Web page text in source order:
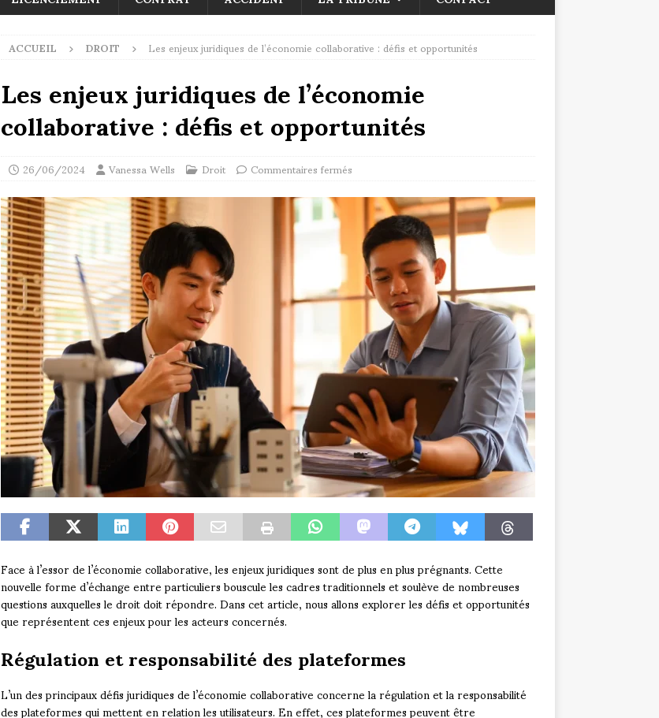
ACCUEIL DROIT Les enjeux juridiques de l’économie collaborative : défis et opportunités
Les enjeux juridiques de l’économie
collaborative : défis et opportunités
26/06/2024 Vanessa Wells Droit Commentaires fermés
Face à l’essor de l’économie collaborative, les enjeux juridiques sont de plus en plus prégnants. Cette
nouvelle forme d’échange entre particuliers bouscule les cadres traditionnels et soulève de nombreuses
questions auxquelles le droit doit répondre. Dans cet article, nous allons explorer les défis et opportunités
que représentent ces enjeux pour les acteurs concernés.
Régulation et responsabilité des plateformes
L’un des principaux défis juridiques de l’économie collaborative concerne la régulation et la responsabilité
des plateformes qui mettent en relation les utilisateurs. En effet, ces plateformes peuvent être